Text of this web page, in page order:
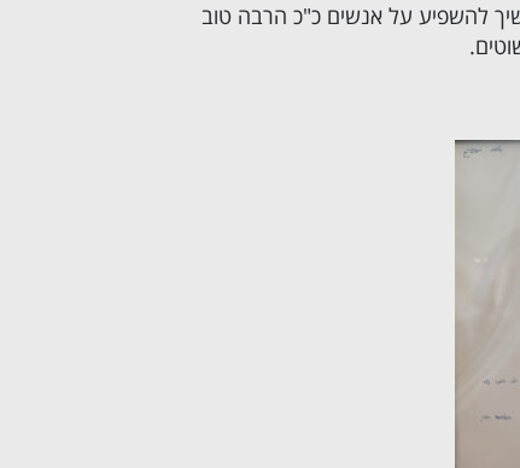
להשפיע על אנשים כ"כ הרבה טוב